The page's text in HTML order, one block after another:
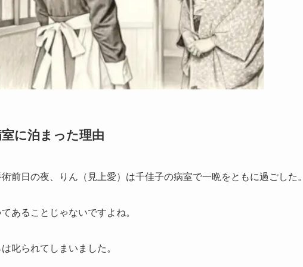
に泊まった理由
前日の夜、りん（見上愛）は千佳子の病室で一晩をともに過ごした。
あることじゃないですよね。
叱られてしまいました。